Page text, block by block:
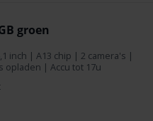
groen
inch | A13 chip | 2 camera's |
opladen | Accu tot 17u